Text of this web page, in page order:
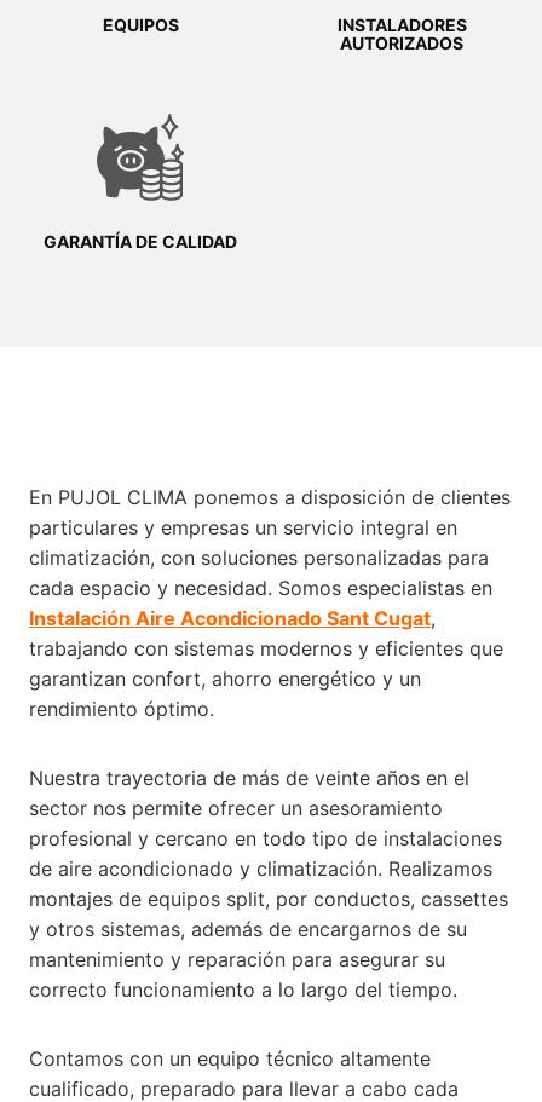
EQUIPOS
INSTALADORES
AUTORIZADOS
GARANTÍA DE CALIDAD
En PUJOL CLIMA ponemos a disposición de clientes
particulares y empresas un servicio integral en
climatización, con soluciones personalizadas para
cada espacio y necesidad. Somos especialistas en
Instalación Aire Acondicionado Sant Cugat,
trabajando con sistemas modernos y eficientes que
garantizan confort, ahorro energético y un
rendimiento óptimo.
Nuestra trayectoria de más de veinte años en el
sector nos permite ofrecer un asesoramiento
profesional y cercano en todo tipo de instalaciones
de aire acondicionado y climatización. Realizamos
montajes de equipos split, por conductos, cassettes
y otros sistemas, además de encargarnos de su
mantenimiento y reparación para asegurar su
correcto funcionamiento a lo largo del tiempo.
Contamos con un equipo técnico altamente
cualificado, preparado para llevar a cabo cada